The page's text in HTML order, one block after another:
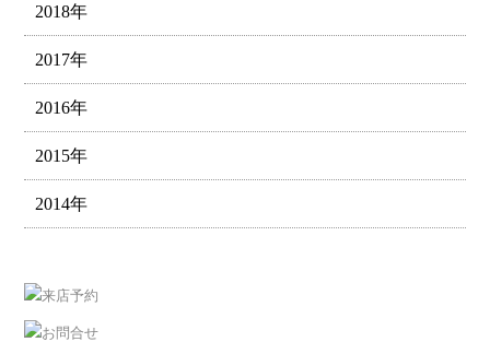
2018年
2017年
2016年
2015年
2014年